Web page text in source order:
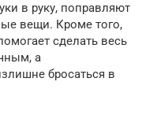
в руку, поправляют
вещи. Кроме того,
сделать весь
а
бросаться в